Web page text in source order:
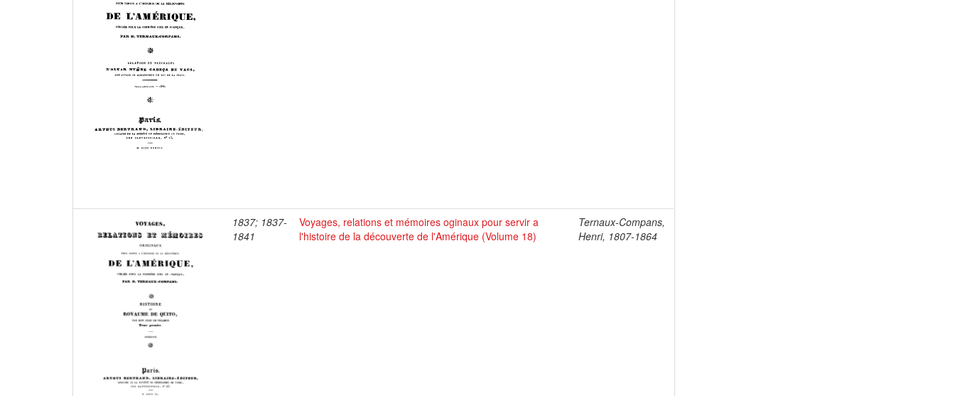
1837; 1837-
1841
Voyages, relations et mémoires oginaux pour servir a
l'histoire de la découverte de l'Amérique (Volume 18)
Ternaux-Compans,
Henri, 1807-1864